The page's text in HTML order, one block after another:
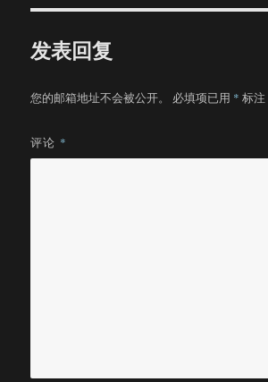
发表回复
您的邮箱地址不会被公开。 必填项已用 * 标注
评论 *